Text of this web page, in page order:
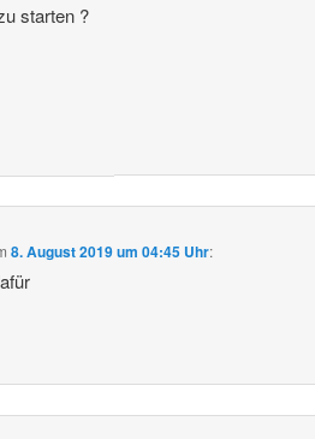
starten ?
8. August 2019 um 04:45 Uhr: